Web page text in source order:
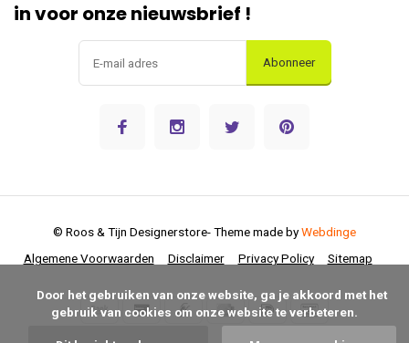
in voor onze nieuwsbrief !
Abonneer
Algemene Voorwaarden Disclaimer Privacy Policy Sitemap
© Roos & Tijn Designerstore- Theme made byWebdinge
gebruik van cookies om onze website te verbeteren.